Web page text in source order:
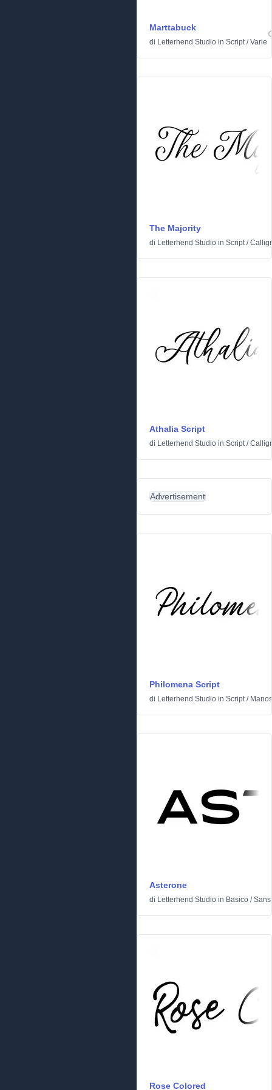
Marttabuck
di Letterhend Studio in Script/Varie
The Majority
di Letterhend Studio in Script/
Athalia Script
di Letterhend Studio in Script/
Advertisement
Philomena Script
di Letterhend Studio in Script/
Asterone
di Letterhend Studio in Basico /
Rose Colored